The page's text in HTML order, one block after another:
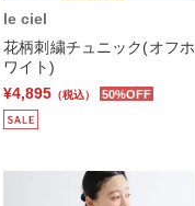
le ciel
花柄刺繍チュニック(オフホ
ワイト)
¥4,895 （税込） 50%OFF